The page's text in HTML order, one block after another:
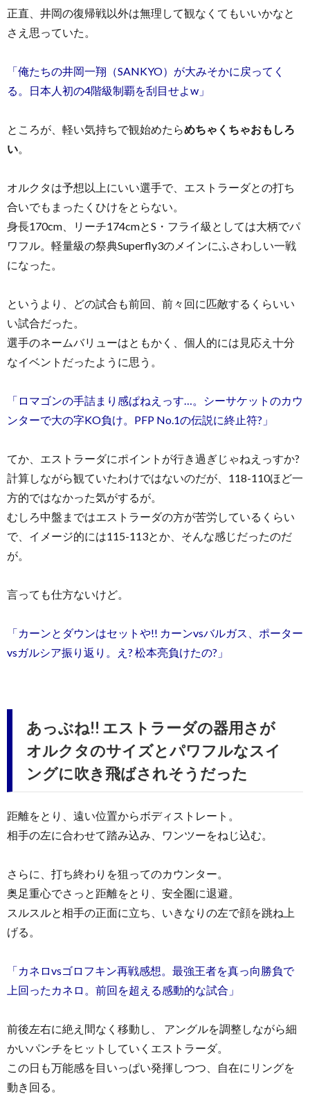
正直、井岡の復帰戦以外は無理して観なくてもいいかなと
さえ思っていた。
「俺たちの井岡一翔（SANKYO）が大みそかに戻ってく
る。日本人初の4階級制覇を刮目せよw」
ところが、軽い気持ちで観始めたらめちゃくちゃおもしろ
い
オルクタは予想以上にいい選手で、エストラーダとの打ち
合いでもまったくひけをとらない。
身長170cm、リーチ174cmとS・フライ級としては大柄でパ
ワフル。軽量級の祭典Superfly3のメインにふさわしい一戦
になった。
というより、どの試合も前回、前々回に匹敵するくらいい
い試合だった。
選手のネームバリューはともかく、個人的には見応え十分
なイベントだったように思う。
「ロマゴンの手詰まり感ぱねえっす…。シーサケットのカウ
ンターで大の字KO負け。PFP No.1の伝説に終止符?」
てか、エストラーダにポイントが行き過ぎじゃねえっすか?
計算しながら観ていたわけではないのだが、118-110ほど一
方的ではなかった気がするが。
むしろ中盤まではエストラーダの方が苦労しているくらい
で、イメージ的には115-113とか、そんな感じだったのだ
が。
言っても仕方ないけど。
「カーンとダウンはセットや!! カーンvsバルガス、ポーター
vsガルシア振り返り。え? 松本亮負けたの?」
あっぶね!! エストラーダの器用さが
オルクタのサイズとパワフルなスイ
ングに吹き飛ばされそうだった
距離をとり、遠い位置からボディストレート。
相手の左に合わせて踏み込み、ワンツーをねじ込む。
さらに、打ち終わりを狙ってのカウンター。
奥足重心でさっと距離をとり、安全圏に退避。
スルスルと相手の正面に立ち、いきなりの左で顔を跳ね上
げる。
「カネロvsゴロフキン再戦感想。最強王者を真っ向勝負で
上回ったカネロ。前回を超える感動的な試合」
前後左右に絶え間なく移動し、 アングルを調整しながら細
かいパンチをヒットしていくエストラーダ。
この日も万能感を目いっぱい発揮しつつ、自在にリングを
動き回る。